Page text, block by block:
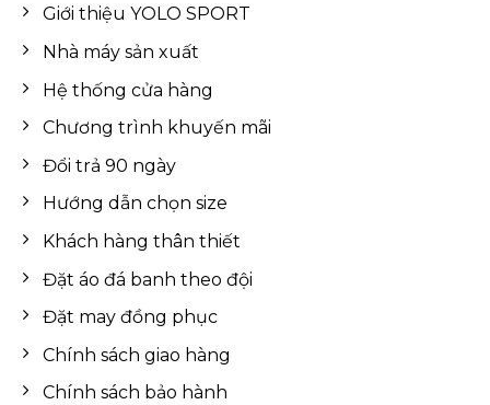
Giới thiệu YOLO SPORT
Nhà máy sản xuất
Hệ thống cửa hàng
Chương trình khuyến mãi
Đổi trả 90 ngày
Hướng dẫn chọn size
Khách hàng thân thiết
Đặt áo đá banh theo đội
Đặt may đồng phục
Chính sách giao hàng
Chính sách bảo hành